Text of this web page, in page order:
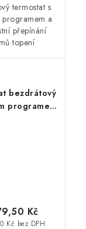
termostat s
programem a
přepínání
topení
bezdrátový
programem
Kč bez DPH
Kč